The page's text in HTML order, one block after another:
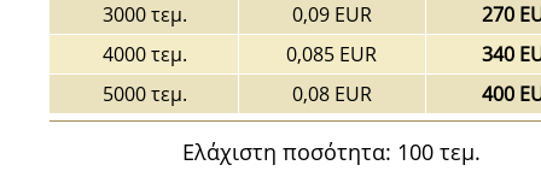
3000 τεμ.
0,09 EUR
270
4000 τεμ.
0,085 EUR
340
5000 τεμ.
0,08 EUR 400
Ελάχιστη ποσότητα: 100 τεμ.